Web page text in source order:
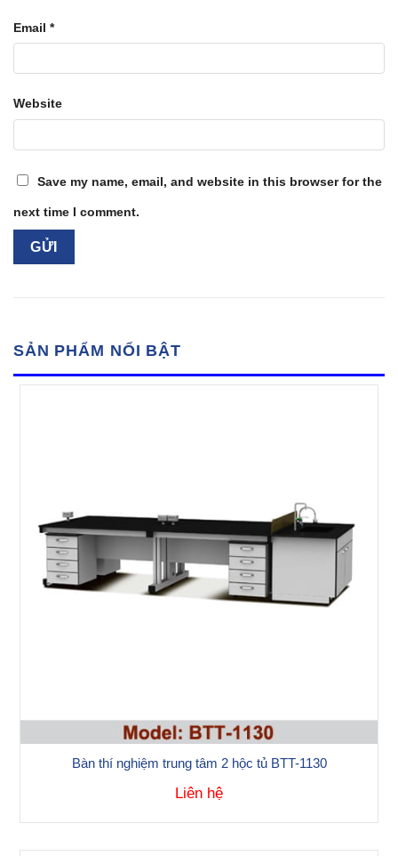
Email *
Website
Save my name, email, and website in this browser for the
next time I comment.
SẢN PHẨM NỔI BẬT
Bàn thí nghiệm trung tâm 2 hộc tủ BTT-1130
Liên hệ